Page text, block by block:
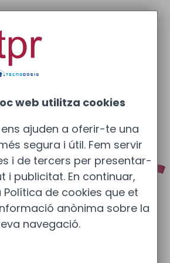
web utilitza cookies
ens ajuden a oferir-te una
segura i útil. Fem servir
i de tercers per presentar-
i publicitat. En continuar,
de cookies que et
anònima sobre la
navegació.